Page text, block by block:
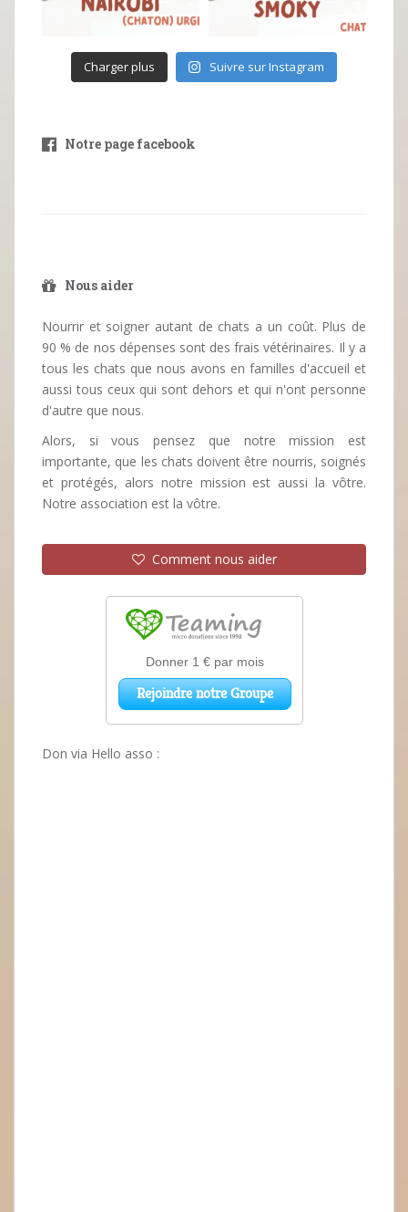
Charger plus Suivre sur Instagram
Notre page facebook
Nous aider
Nourrir et soigner autant de chats a un coût. Plus de
90 % de nos dépenses sont des frais vétérinaires. Il y a
tous les chats que nous avons en familles d'accueil et
aussi tous ceux qui sont dehors et qui n'ont personne
d'autre que nous.
Alors, si vous pensez que notre mission est
importante, que les chats doivent être nourris, soignés
et protégés, alors notre mission est aussi la vôtre.
Notre association est la vôtre.
Comment nous aider
Don via Hello asso :